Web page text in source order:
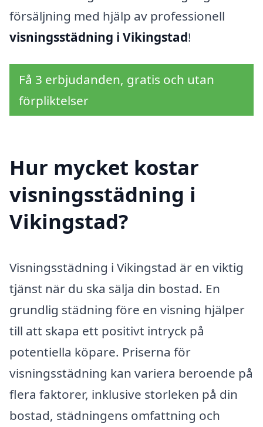
försäljning med hjälp av professionell
visningsstädning i Vikingstad!
Få 3 erbjudanden, gratis och utan
förpliktelser
Hur mycket kostar
visningsstädning i
Vikingstad?
Visningsstädning i Vikingstad är en viktig
tjänst när du ska sälja din bostad. En
grundlig städning före en visning hjälper
till att skapa ett positivt intryck på
potentiella köpare. Priserna för
visningsstädning kan variera beroende på
flera faktorer, inklusive storleken på din
bostad, städningens omfattning och